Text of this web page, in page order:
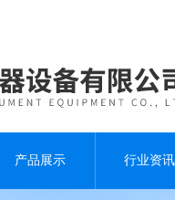
产品展示 行业资讯